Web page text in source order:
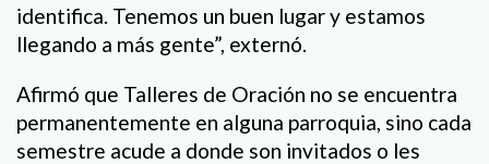
identifica. Tenemos un buen lugar y estamos
llegando a más gente”, externó.
Afirmó que Talleres de Oración no se encuentra
permanentemente en alguna parroquia, sino cada
semestre acude a donde son invitados o les